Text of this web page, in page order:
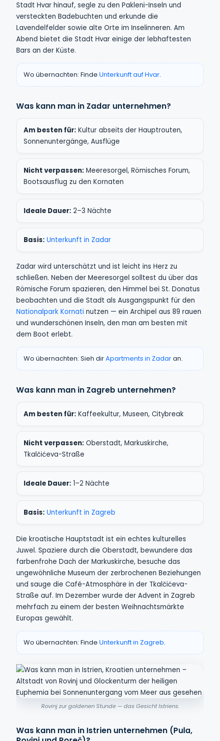
Stadt Hvar hinauf, segle zu den Pakleni-Inseln und
versteckten Badebuchten und erkunde die
Lavendelfelder sowie alte Orte im Inselinneren. Am
Abend bietet die Stadt Hvar einige der lebhaftesten
Bars an der Küste.
Wo übernachten: Finde Unterkunft auf Hvar.
Was kann man in Zadar unternehmen?
Am besten für: Kultur abseits der Hauptrouten,
Sonnenuntergänge, Ausflüge
Nicht verpassen: Meeresorgel, Römisches Forum,
Bootsausflug zu den Kornaten
Ideale Dauer: 2–3 Nächte
Basis: Unterkunft in Zadar
Zadar wird unterschätzt und ist leicht ins Herz zu
schließen. Neben der Meeresorgel solltest du über das
Römische Forum spazieren, den Himmel bei St. Donatus
beobachten und die Stadt als Ausgangspunkt für den
Nationalpark Kornati nutzen — ein Archipel aus 89 rauen
und wunderschönen Inseln, den man am besten mit
dem Boot erlebt.
Wo übernachten: Sieh dirApartments in Zadaran.
Was kann man in Zagreb unternehmen?
Am besten für: Kaffeekultur, Museen, Citybreak
Nicht verpassen: Oberstadt, Markuskirche,
Tkalčićeva-Straße
Ideale Dauer: 1–2 Nächte
Basis: Unterkunft in Zagreb
Die kroatische Hauptstadt ist ein echtes kulturelles
Juwel. Spaziere durch die Oberstadt, bewundere das
farbenfrohe Dach der Markuskirche, besuche das
ungewöhnliche Museum der zerbrochenen Beziehungen
und sauge die Café-Atmosphäre in der Tkalčićeva-
Straße auf. Im Dezember wurde der Advent in Zagreb
mehrfach zu einem der besten Weihnachtsmärkte
Europas gewählt.
Wo übernachten: Finde Unterkunft in Zagreb.
Rovinj zur goldenen Stunde — das Gesicht Istriens.
Was kann man in Istrien unternehmen (Pula,